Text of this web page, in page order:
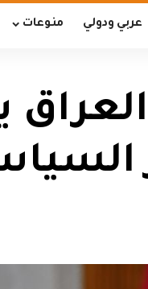
عربي ودولي منوعات